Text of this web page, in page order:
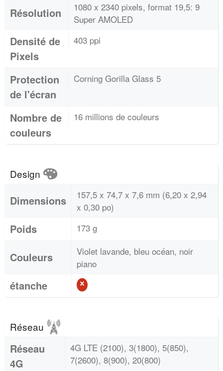
Résolution
1080 x 2340 pixels, format 19,5: 9
Super AMOLED
Densité de
Pixels
403 ppi
Protection
de l'écran
Corning Gorilla Glass 5
Nombre de
couleurs
16 millions de couleurs
Design
Dimensions
157,5 x 74,7 x 7,6 mm (6,20 x 2,94
x 0,30 po)
Poids 173 g
Couleurs
Violet lavande, bleu océan, noir
piano
étanche
Réseau
Réseau
4G
4G LTE (2100), 3(1800), 5(850),
7(2600), 8(900), 20(800)